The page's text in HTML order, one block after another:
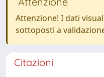
Attenzione! I dati
sottoposti a
Citazioni